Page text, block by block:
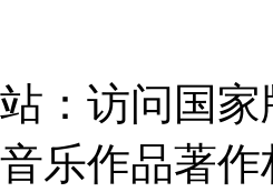
：访问国
乐作品著